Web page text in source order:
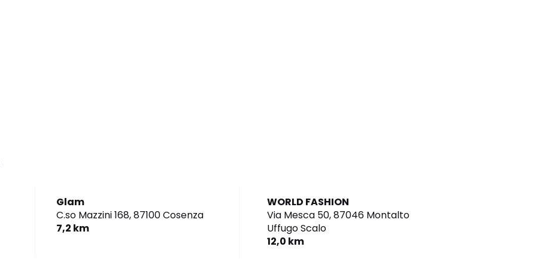
Glam
C.so Mazzini 168,87100 Cosenza
7,2 km
WORLD FASHION
Via Mesca 50,87046 Montalto
Uffugo Scalo
12,0 km